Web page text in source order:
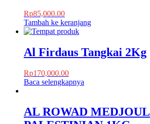
Rp85,000.00
Tambah ke keranjang
Al Firdaus Tangkai 2Kg
Rp170,000.00
Baca selengkapnya
AL ROWAD MEDJOUL